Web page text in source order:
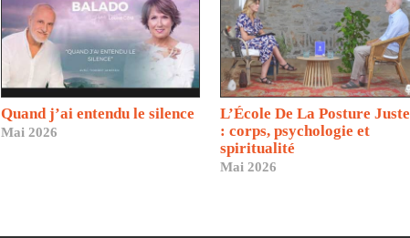
Quand j’ai entendu le silence
Mai 2026
L’École De La Posture Juste
: corps, psychologie et
spiritualité
Mai 2026